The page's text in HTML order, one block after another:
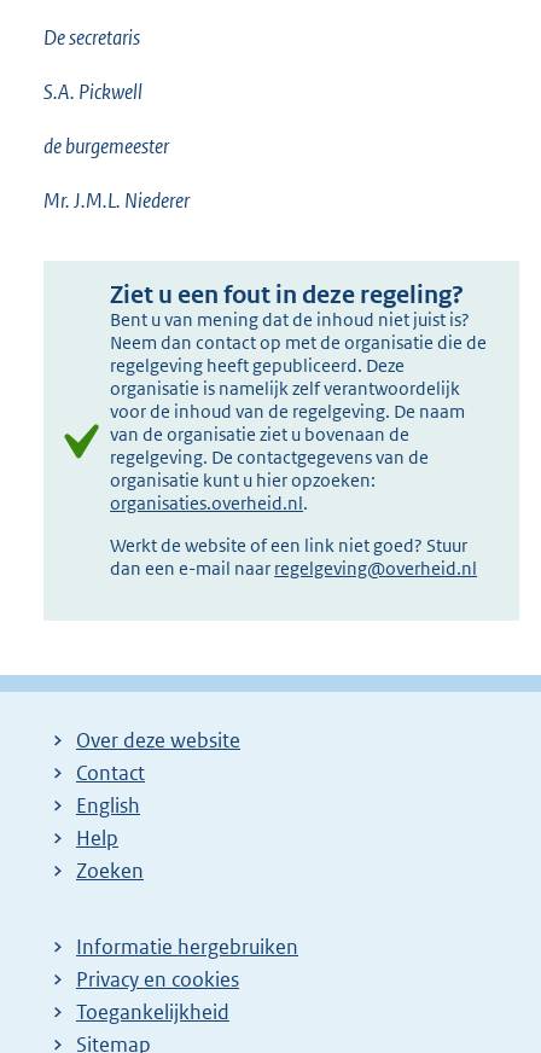
De secretaris
S.A. Pickwell
de burgemeester
Mr. J.M.L. Niederer
Ziet u een fout in deze regeling?
Bent u van mening dat de inhoud niet juist is?
Neem dan contact op met de organisatie die de
regelgeving heeft gepubliceerd. Deze
organisatie is namelijk zelf verantwoordelijk
voor de inhoud van de regelgeving. De naam
van de organisatie ziet u bovenaan de
regelgeving. De contactgegevens van de
organisatie kunt u hier opzoeken:
organisaties.overheid.nl.
Werkt de website of een link niet goed? Stuur
dan een e-mail naar regelgeving@overheid.nl
Over deze website
Contact
English
Help
Zoeken
Informatie hergebruiken
Privacy en cookies
Toegankelijkheid
Sitemap